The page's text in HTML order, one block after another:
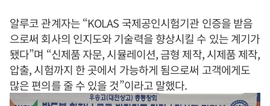
알루코 관계자는 “KOLAS 국제공인시험기관 인증을 받음
으로써 회사의 인지도와 기술력을 향상시킬 수 있는 계기가
됐다”며 “신제품 자문, 시뮬레이션, 금형 제작, 시제품 제작,
압출, 시험까지 한 곳에서 가능하게 됨으로써 고객에게도
많은 편의를 줄 수 있을 것”이라고 말했다.